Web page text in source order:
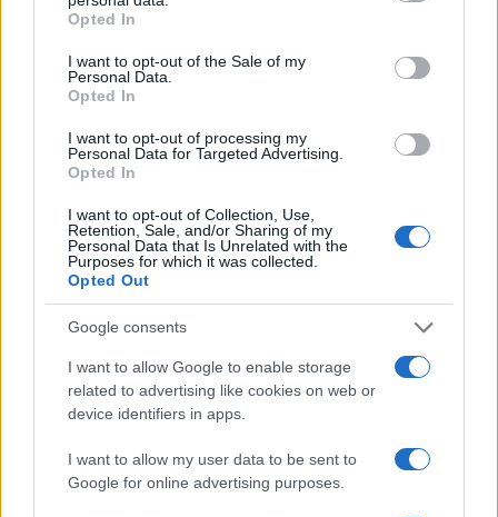
grant or deny consent to Google and its third-party tags to
use your data for below specified purposes in below Google
consent section.
Opted In
I want to opt-out of the Sale of my
Personal Data.
Opted In
I want to opt-out of processing my
Personal Data for Targeted Advertising.
Opted In
I want to opt-out of Collection, Use,
Retention, Sale, and/or Sharing of my
Personal Data that Is Unrelated with the
Purposes for which it was collected.
Opted Out
Google consents
I want to allow Google to enable storage
related to advertising like cookies on web or
device identifiers in apps.
I want to allow my user data to be sent to
Google for online advertising purposes.
Guida rapida al 3×3: possesso, ritmo e spacing su metà
campo
Andrea Conforti · 6 Ago 2026
FIBA U16 EuroBasket 2026: la formazione italiana e le
Camp Estivo di Basket: Divertimento e Apprendimento
per Giovani Atleti